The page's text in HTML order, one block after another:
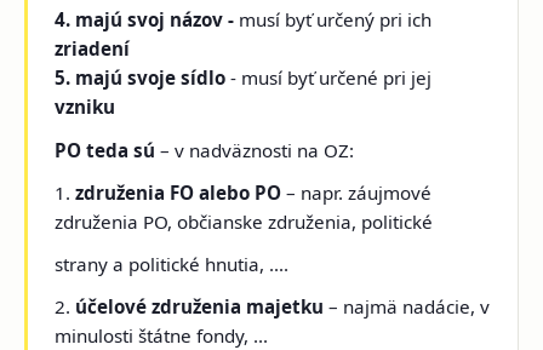
4. majú svoj názov - musí byť určený pri ich
zriadení
5. majú svoje sídlo - musí byť určené pri jej
vzniku
PO teda sú – v nadväznosti na OZ:
1.združenia FO alebo PO – napr. záujmové
združenia PO, občianske združenia, politické
strany a politické hnutia, ....
2. účelové združenia majetku – najmä nadácie, v
minulosti štátne fondy, ...